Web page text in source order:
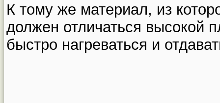
К тому же материал, из
должен отличаться высокой
быстро нагреваться и